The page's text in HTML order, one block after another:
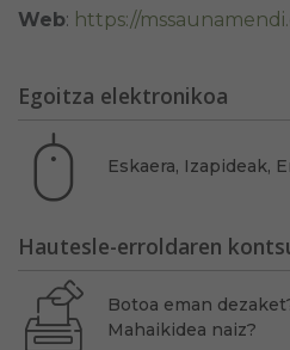
Web: https://
Egoitza elektronikoa
Eskaera, Izapideak,
Hautesle-erroldaren
Botoa eman
Mahaikidea naiz?